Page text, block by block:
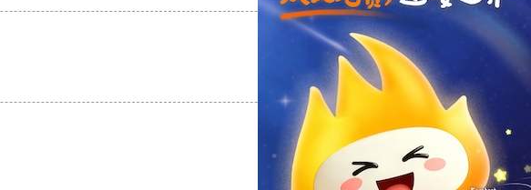
支持[0] 反对
支持[0] 反对[0]